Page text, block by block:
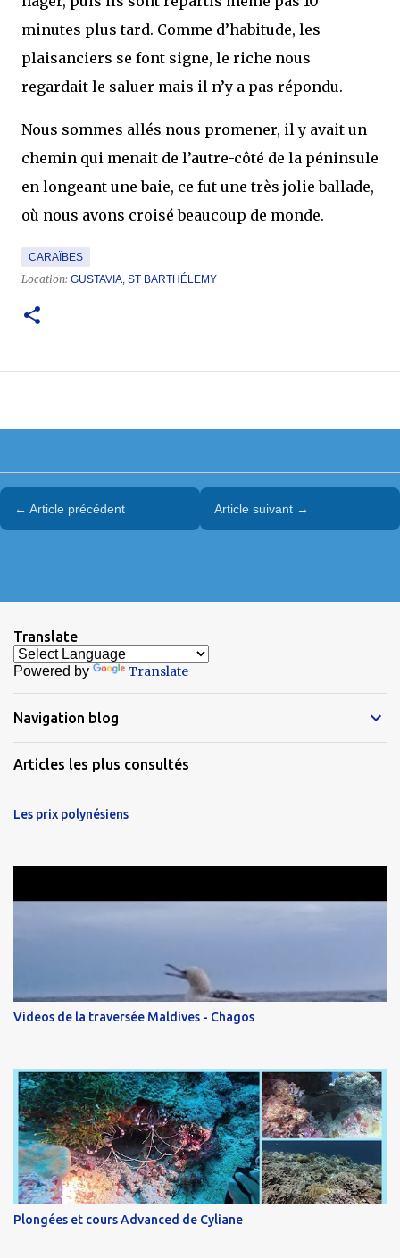
minutes plus tard. Comme d’habitude, les
plaisanciers se font signe, le riche nous
regardait le saluer mais il n’y a pas répondu.
Nous sommes allés nous promener, il y avait un
chemin qui menait de l’autre-côté de la péninsule
en longeant une baie, ce fut une très jolie ballade,
où nous avons croisé beaucoup de monde.
CARAÏBES
Location: GUSTAVIA, ST BARTHÉLEMY
← Article précédent Article suivant →
Translate
Powered by Translate
Navigation blog
Articles les plus consultés
Les prix polynésiens
Videos de la traversée Maldives - Chagos
Plongées et cours Advanced de Cyliane